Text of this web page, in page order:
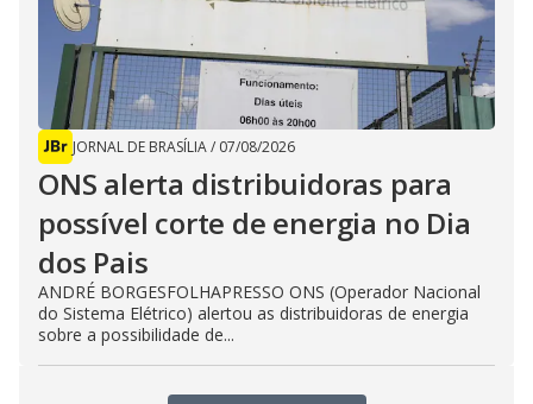
JORNAL DE BRASÍLIA/ 07/08/2026
ONS alerta distribuidoras para
possível corte de energia no Dia
dos Pais
ANDRÉ BORGESFOLHAPRESSO ONS (Operador Nacional
do Sistema Elétrico) alertou as distribuidoras de energia
sobre a possibilidade de...